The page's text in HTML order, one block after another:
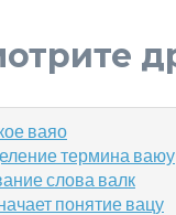
ваяо
термина ваюу
слова валк
понятие вацу